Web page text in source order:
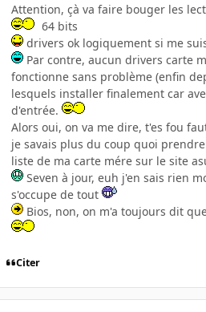
Attention, çà va faire bouger les
64 bits
drivers ok logiquement si me
Par contre, aucun drivers carte
fonctionne sans problème (enfin
lesquels installer finalement car
d'entrée.
Alors oui, on va me dire, t'es fou
je savais plus du coup quoi
liste de ma carte mére sur le site
Seven à jour, euh j'en sais rien
s'occupe de tout
Bios, non, on m'a toujours dit
Citer